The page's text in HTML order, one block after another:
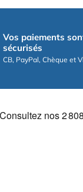
Vos paiements
sécurisés
CB, PayPal, Chèque et